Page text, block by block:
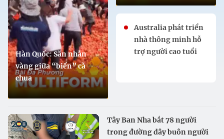
Hàn Quốc: Săn nhẫn
vàng giữa “biển” cà
chua
Australia phát triển
nhà thông minh hỗ
trợ người cao tuổi
Tây Ban Nha bắt 78 người
trong đường dây buôn người